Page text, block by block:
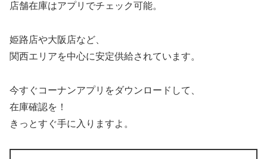
店舗在庫はアプリでチェック可能。
姫路店や大阪店など、
関西エリアを中心に安定供給されています。
今すぐコーナンアプリをダウンロードして、
在庫確認を！
きっとすぐ手に入りますよ。